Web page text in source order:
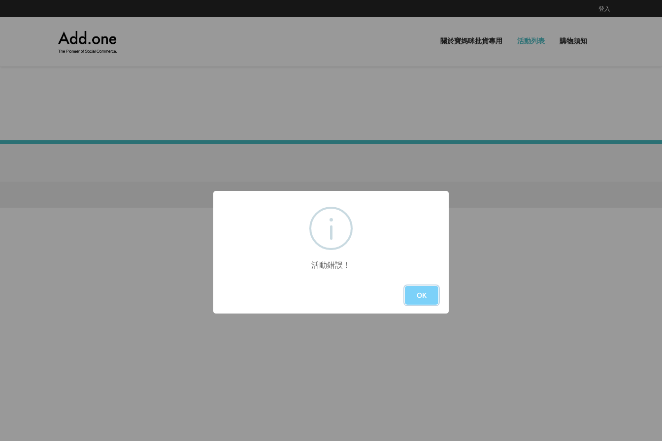
登入
關於寶媽咪批貨專用 活動列表 購物須知
活動錯誤！
OK